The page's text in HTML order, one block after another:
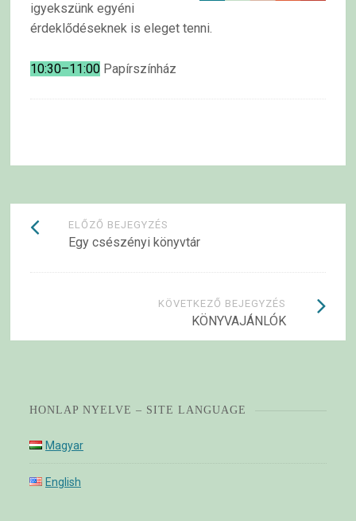
igyekszünk egyéni
érdeklődéseknek is eleget tenni.
10:30–11:00 Papírszínház
Bejegyzések
navigációja
ELŐZŐ BEJEGYZÉS
Egy csészényi könyvtár
KÖVETKEZŐ BEJEGYZÉS
KÖNYVAJÁNLÓK
HONLAP NYELVE – SITE LANGUAGE
Magyar
English